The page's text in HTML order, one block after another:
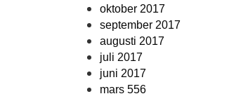
oktober 2017
september 2017
augusti 2017
juli 2017
juni 2017
mars 556